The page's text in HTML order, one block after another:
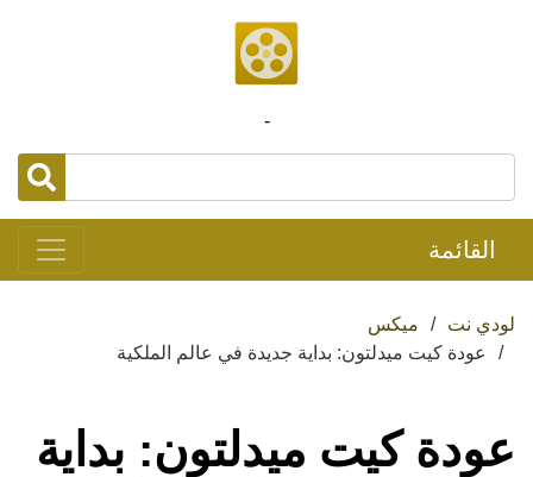
القائمة
لودي نت
ميكس
عودة كيت ميدلتون: بداية جديدة في عالم الملكية
عودة كيت ميدلتون: بداية